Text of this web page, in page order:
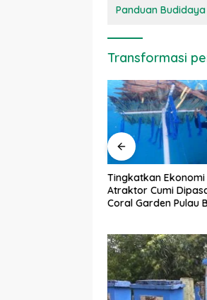
Panduan Budidaya
Transformasi
PDKT Danau Tempe :
Pendekatan
untuk Keberlanjutan